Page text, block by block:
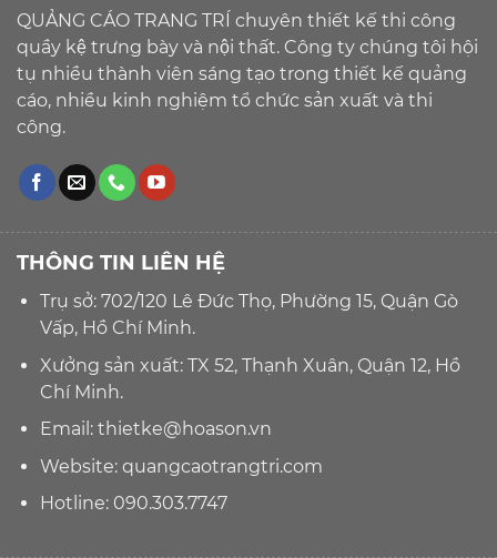
QUẢNG CÁO TRANG TRÍ chuyên thiết kế thi công
quầy kệ trưng bày và nội thất. Công ty chúng tôi hội
tụ nhiều thành viên sáng tạo trong thiết kế quảng
cáo, nhiều kinh nghiệm tổ chức sản xuất và thi
công.
THÔNG TIN LIÊN HỆ
Trụ sở: 702/120 Lê Đức Thọ, Phường 15, Quận Gò
Vấp, Hồ Chí Minh.
Xưởng sản xuất: TX 52, Thạnh Xuân, Quận 12, Hồ
Chí Minh.
Email: thietke@hoason.vn
Website:quangcaotrangtri.com
Hotline: 090.303.7747